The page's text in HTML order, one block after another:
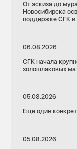
От эскиза до
Новосибирска
поддержке СГК и
06.08.2026
СГК начала
золошлаковых
05.08.2026
Еще один
05.08.2026